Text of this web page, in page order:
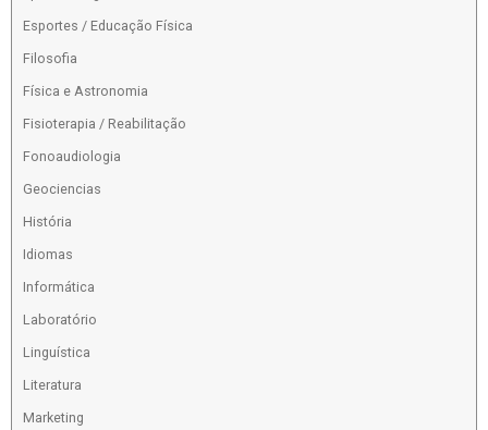
Esportes / Educação Física
Filosofia
Física e Astronomia
Fisioterapia / Reabilitação
Fonoaudiologia
Geociencias
História
Idiomas
Informática
Laboratório
Linguística
Literatura
Marketing